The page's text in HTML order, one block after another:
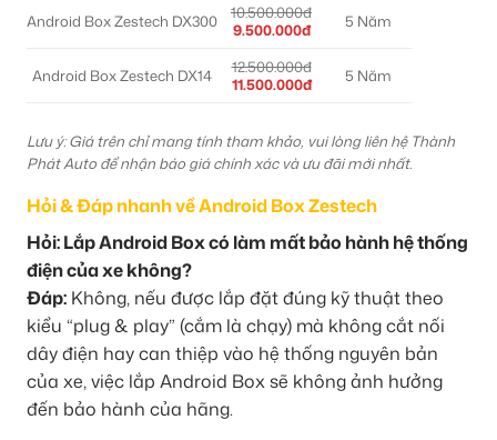
Android Box Zestech DX300
10.500.000đ
9.500.000đ
5 Năm
Android Box Zestech DX14
12.500.000đ
11.500.000đ
5 Năm
Lưu ý: Giá trên chỉ mang tính tham khảo, vui lòng liên hệ Thành
Phát Auto để nhận báo giá chính xác và ưu đãi mới nhất.
Hỏi & Đáp nhanh về Android Box Zestech
Hỏi: Lắp Android Box có làm mất bảo hành hệ thống
điện của xe không?
Đáp: Không, nếu được lắp đặt đúng kỹ thuật theo
kiểu “plug & play” (cắm là chạy) mà không cắt nối
dây điện hay can thiệp vào hệ thống nguyên bản
của xe, việc lắp Android Box sẽ không ảnh hưởng
đến bảo hành của hãng.